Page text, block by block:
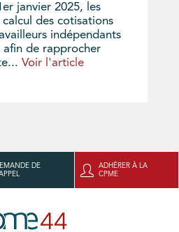
janvier 2025, les
des cotisations
indépendants
afin de rapprocher
Voir l'article
DE
ADHÉRER À LA
CPME